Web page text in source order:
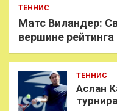
ТЕННИС
Матс Виландер:
вершине
ТЕННИС
Аслан